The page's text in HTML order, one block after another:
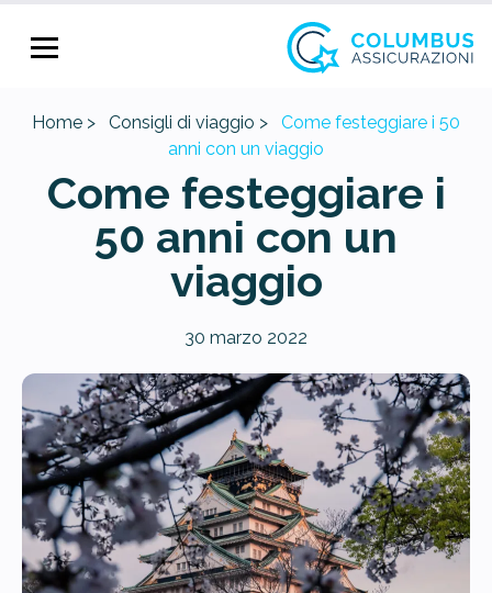
Home > Consigli di viaggio >
Come festeggiare i 50
anni con un viaggio
Come festeggiare i
50 anni con un
viaggio
30 marzo 2022